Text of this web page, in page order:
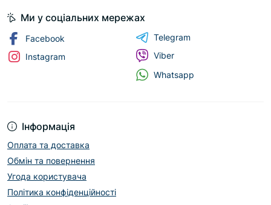
Інформація
Оплата та доставка
Обмін та повернення
Угода користувача
Політика конфіденційності
Ми у соціальних мережах
Facebook
Instagram
Telegram
Viber
Whatsapp